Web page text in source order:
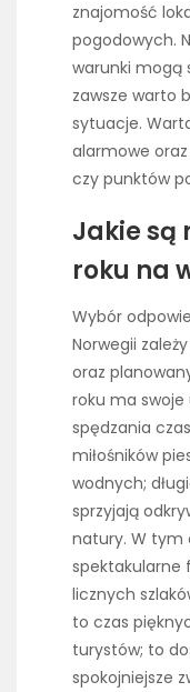
znajomość
pogodowych.
warunki mogą
zawsze warto
sytuacje.
alarmowe
czy punktów
Jakie są
roku na
Wybór
Norwegii
oraz
roku ma swoje
spędzania
miłośników
wodnych;
sprzyjają
natury. W tym
spektakularne
licznych
to czas
turystów; to
spokojniejsze